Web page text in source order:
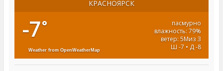
КРАСНОЯРСК
-7°
пасмурно
влажность: 79%
ветер: 5Миз З
Ш -7 • Д -8
Weather from OpenWeatherMap